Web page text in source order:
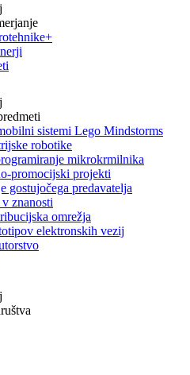
sistemi Lego Mindstorms
robotike
mikrokrmilnika
promocijski projekti
gostujočega predavatelja
znanosti
omrežja
elektronskih vezij